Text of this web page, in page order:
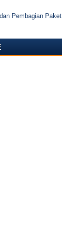
Pembagian Paket